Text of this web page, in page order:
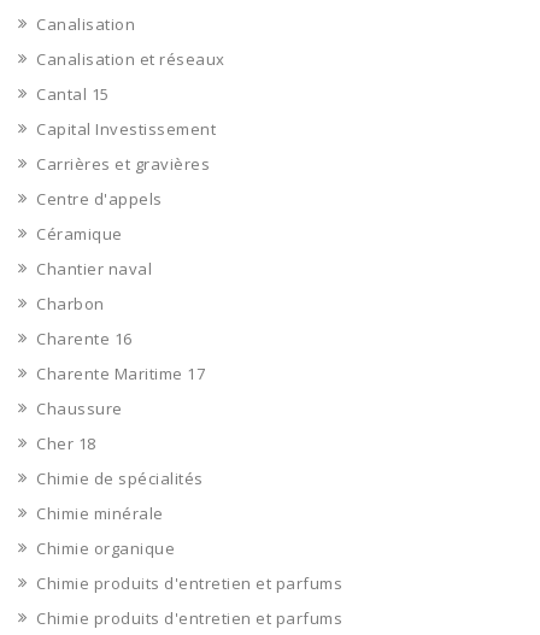
Canalisation
Canalisation et réseaux
Cantal 15
Capital Investissement
Carrières et gravières
Centre d'appels
Céramique
Chantier naval
Charbon
Charente 16
Charente Maritime 17
Chaussure
Cher 18
Chimie de spécialités
Chimie minérale
Chimie organique
Chimie produits d'entretien et parfums
Chimie produits d'entretien et parfums